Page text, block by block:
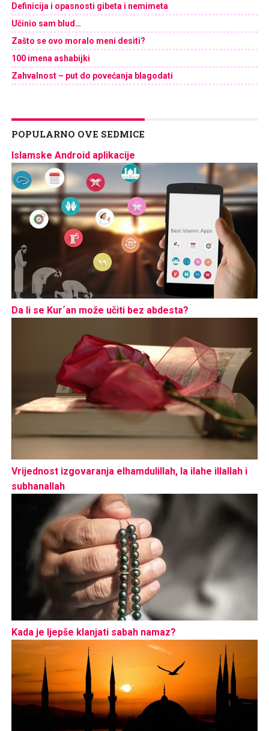
Definicija i opasnosti gibeta i nemimeta
Učinio sam blud…
Zašto se ovo moralo meni desiti?
100 imena ashabijki
Zahvalnost – put do povećanja blagodati
POPULARNO OVE SEDMICE
Islamske Android aplikacije
Da li se Kur´an može učiti bez abdesta?
Vrijednost izgovaranja elhamdulillah, la ilahe illallah i
subhanallah
Kada je ljepše klanjati sabah namaz?